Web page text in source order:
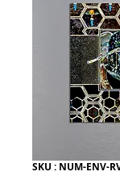
SKU : NUM-ENV-